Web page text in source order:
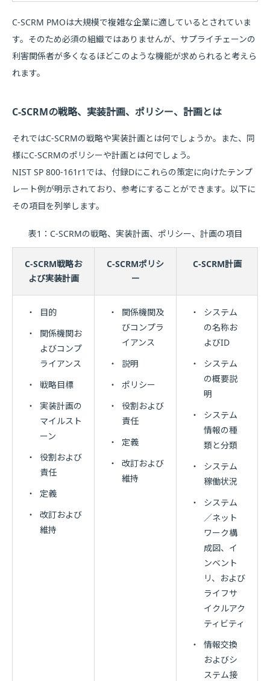
C-SCRM PMOは大規模で複雑な企業に適しているとされていま
す。そのため必須の組織ではありませんが、サプライチェーンの
利害関係者が多くなるほどこのような機能が求められると考えら
れます。
C-SCRMの戦略、実装計画、ポリシー、計画とは
それではC-SCRMの戦略や実装計画とは何でしょうか。また、同
様にC-SCRMのポリシーや計画とは何でしょう。
NIST SP 800-161r1では、付録Dにこれらの策定に向けたテンプ
レート例が明示されており、参考にすることができます。以下に
その項目を列挙します。
表1：C-SCRMの戦略、実装計画、ポリシー、計画の項目
C-SCRM戦略お
よび実装計画
C-SCRMポリシ
ー
C-SCRM計画
・
目的
・
関係機関お
よびコンプ
ライアンス
・
戦略目標
・
実装計画の
マイルスト
ーン
・
役割および
責任
・
定義
・
改訂および
維持
・
関係機関及
びコンプラ
イアンス
・
説明
・
ポリシー
・
役割および
責任
・
定義
・
改訂および
維持
・
システム
の名称お
よびID
・
システム
の概要説
明
・
システム
情報の種
類と分類
・
システム
稼働状況
・
システム
／ネット
ワーク構
成図、イ
ンベント
リ、および
ライフサ
イクルアク
ティビティ
・
情報交換
およびシ
ステム接